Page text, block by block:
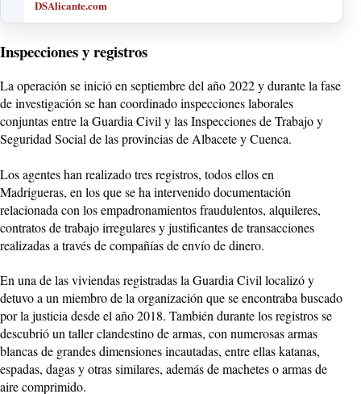
DSAlicante.com
Inspecciones y registros
La operación se inició en septiembre del año 2022 y durante la fase
de investigación se han coordinado inspecciones laborales
conjuntas entre la Guardia Civil y las Inspecciones de Trabajo y
Seguridad Social de las provincias de Albacete y Cuenca.
Los agentes han realizado tres registros, todos ellos en
Madrigueras, en los que se ha intervenido documentación
relacionada con los empadronamientos fraudulentos, alquileres,
contratos de trabajo irregulares y justificantes de transacciones
realizadas a través de compañías de envío de dinero.
En una de las viviendas registradas la Guardia Civil localizó y
detuvo a un miembro de la organización que se encontraba buscado
por la justicia desde el año 2018. También durante los registros se
descubrió un taller clandestino de armas, con numerosas armas
blancas de grandes dimensiones incautadas, entre ellas katanas,
espadas, dagas y otras similares, además de machetes o armas de
aire comprimido.